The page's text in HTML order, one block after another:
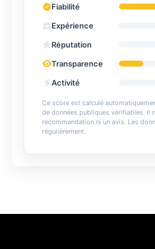
Fiabilité
Expérience
Réputation
Transparence
Activité
Ce score est calculé
de données publiques vérifiables. Il
recommandation ni un avis. Les
régulièrement.